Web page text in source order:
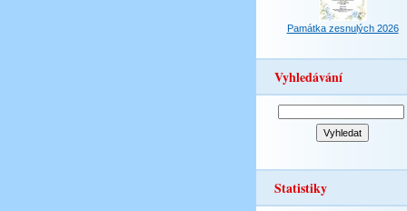
Památka zesnulých 2026
Vyhledávání
Statistiky